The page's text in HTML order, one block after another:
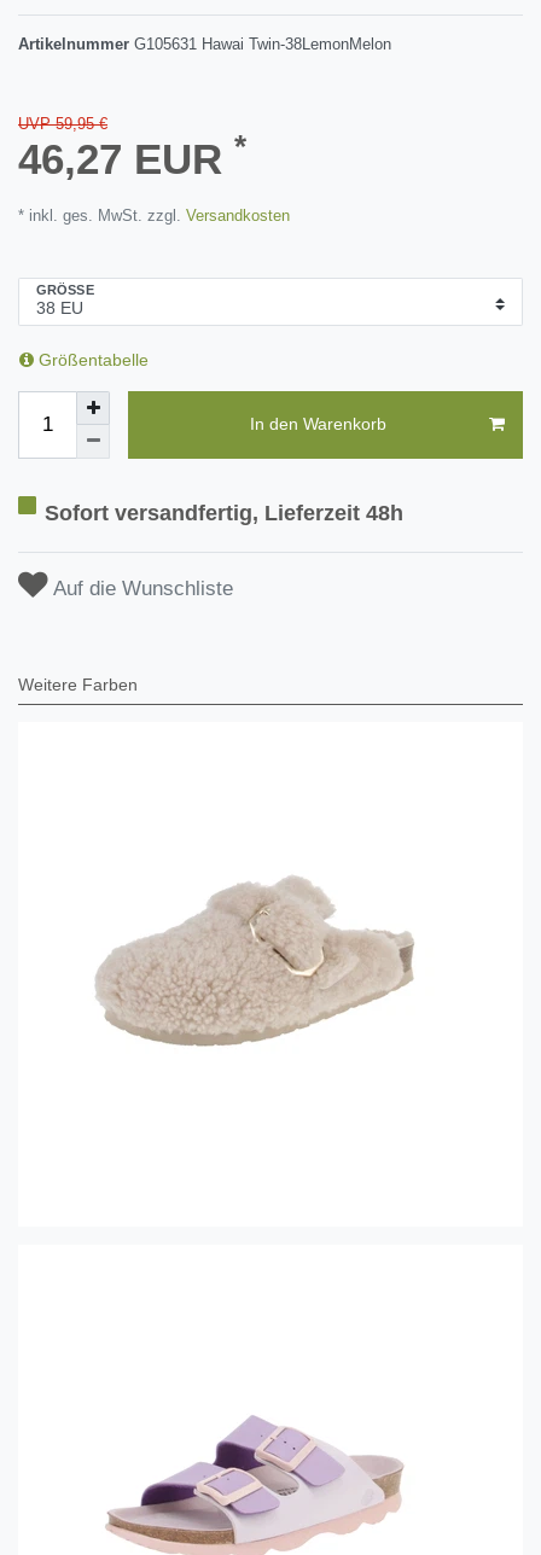
Artikelnummer G105631 Hawai Twin-38LemonMelon
UVP 59,95 €
46,27 EUR *
* inkl. ges. MwSt. zzgl. Versandkosten
GRÖSSE
Größentabelle
In den Warenkorb
Sofort versandfertig, Lieferzeit 48h
Auf die Wunschliste
Weitere Farben